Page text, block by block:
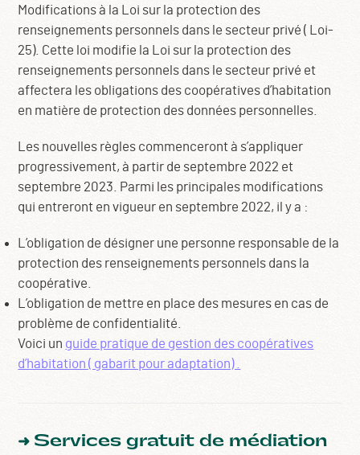
Modifications à la Loi sur la protection des
renseignements personnels dans le secteur privé ( Loi-
25). Cette loi modifie la Loi sur la protection des
renseignements personnels dans le secteur privé et
affectera les obligations des coopératives d’habitation
en matière de protection des données personnelles.
Les nouvelles règles commenceront à s’appliquer
progressivement, à partir de septembre 2022 et
septembre 2023. Parmi les principales modifications
qui entreront en vigueur en septembre 2022, il y a :
L’obligation de désigner une personne responsable de la
protection des renseignements personnels dans la
coopérative.
L’obligation de mettre en place des mesures en cas de
problème de confidentialité.
Voici un guide pratique de gestion des coopératives
d’habitation ( gabarit pour adaptation) .
➜ Services gratuit de médiation